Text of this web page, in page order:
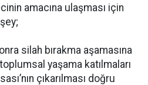
amacına ulaşması için
silah bırakma aşamasına
yaşama katılmaları
çıkarılması doğru